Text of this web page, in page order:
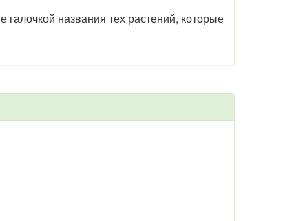
названия тех растений, которые